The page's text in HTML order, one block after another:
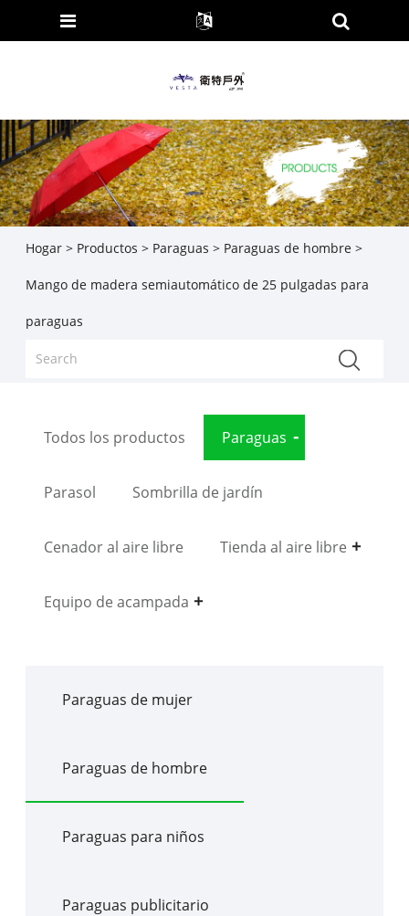
Hogar > Productos > Paraguas > Paraguas de hombre>
Mango de madera semiautomático de 25 pulgadas para
paraguas
Todos los productos Paraguas
Parasol Sombrilla de jardín
Cenador al aire libre Tienda al aire libre
Equipo de acampada
Paraguas de mujer
Paraguas de hombre
Paraguas para niños
Paraguas publicitario